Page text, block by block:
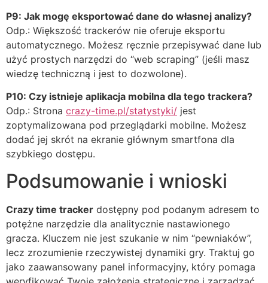
P9: Jak mogę eksportować dane do własnej analizy?
Odp.: Większość trackerów nie oferuje eksportu
automatycznego. Możesz ręcznie przepisywać dane lub
użyć prostych narzędzi do “web scraping” (jeśli masz
wiedzę techniczną i jest to dozwolone).
P10: Czy istnieje aplikacja mobilna dla tego trackera?
Odp.: Strona crazy-time.pl/statystyki/ jest
zoptymalizowana pod przeglądarki mobilne. Możesz
dodać jej skrót na ekranie głównym smartfona dla
szybkiego dostępu.
Podsumowanie i wnioski
Crazy time tracker dostępny pod podanym adresem to
potężne narzędzie dla analitycznie nastawionego
gracza. Kluczem nie jest szukanie w nim “pewniaków”,
lecz zrozumienie rzeczywistej dynamiki gry. Traktuj go
jako zaawansowany panel informacyjny, który pomaga